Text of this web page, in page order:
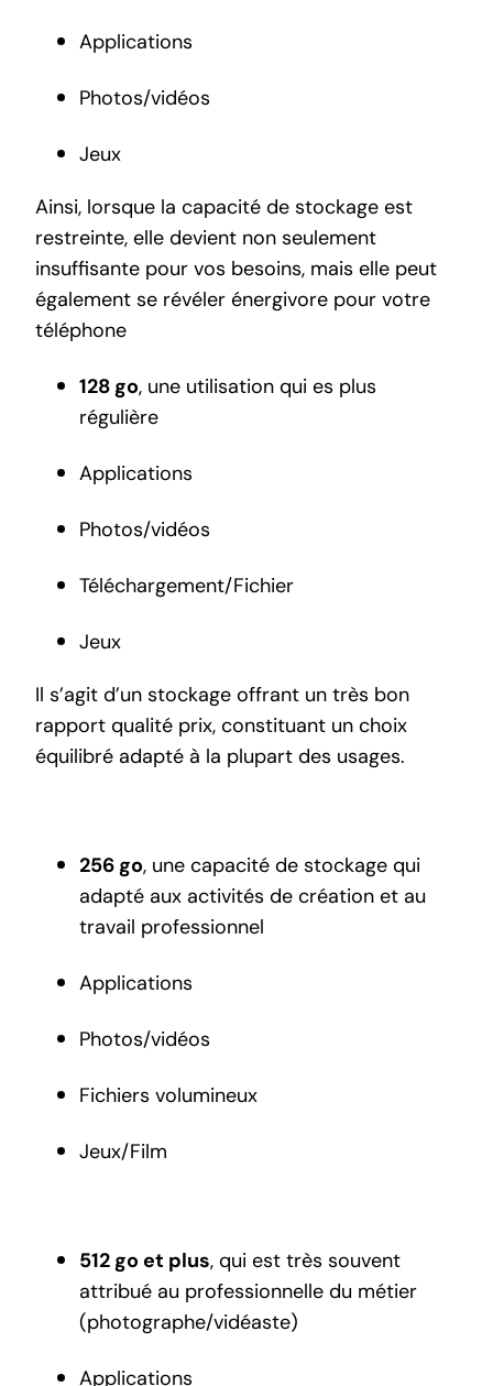
Applications
Photos/vidéos
Jeux
Ainsi, lorsque la capacité de stockage est
restreinte, elle devient non seulement
insuffisante pour vos besoins, mais elle peut
également se révéler énergivore pour votre
téléphone
128 go, une utilisation qui es plus
régulière
Applications
Photos/vidéos
Téléchargement/Fichier
Jeux
Il s’agit d’un stockage offrant un très bon
rapport qualité prix, constituant un choix
équilibré adapté à la plupart des usages.
256 go, une capacité de stockage qui
adapté aux activités de création et au
travail professionnel
Applications
Photos/vidéos
Fichiers volumineux
Jeux/Film
512 go et plus, qui est très souvent
attribué au professionnelle du métier
(photographe/vidéaste)
Applications